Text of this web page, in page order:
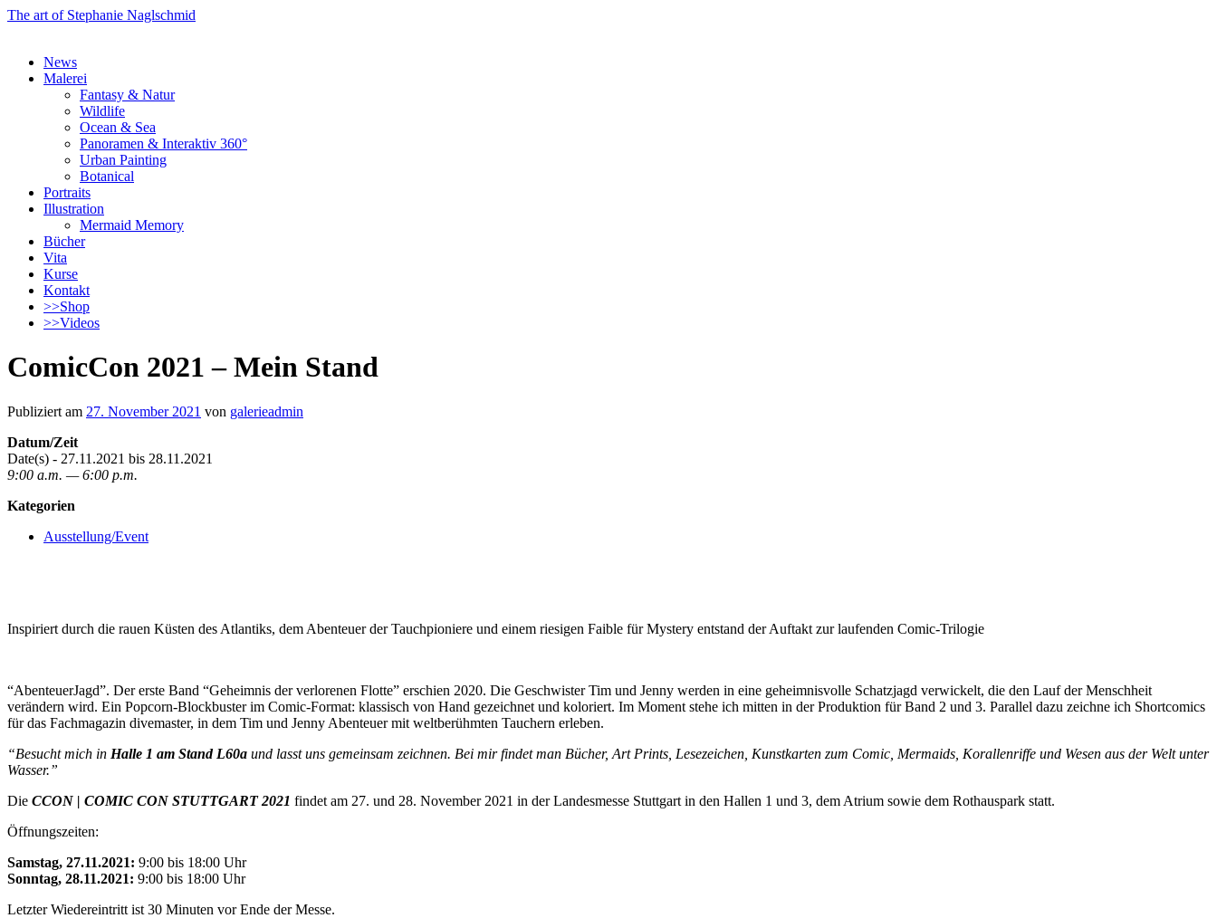
The art of Stephanie Naglschmid
Springe
zum
News
Malerei
Fantasy & Natur
Wildlife
Ocean & Sea
Panoramen & Interaktiv 360°
Urban Painting
Botanical
Portraits
Illustration
Mermaid Memory
Bücher
Vita
Kurse
Kontakt
>>Shop
>>Videos
ComicCon 2021 – Mein Stand
Publiziert am 27. November 2021 von galerieadmin
Datum/Zeit
Date(s) - 27.11.2021 bis 28.11.2021
9:00 a.m. — 6:00 p.m.
Kategorien
Ausstellung/Event
Inspiriert durch die rauen Küsten des Atlantiks, dem Abenteuer der Tauchpioniere und einem riesigen Faible für Mystery entstand der Auftakt zur laufenden Comic-Trilogie
“AbenteuerJagd”. Der erste Band “Geheimnis der verlorenen Flotte” erschien 2020. Die Geschwister Tim und Jenny werden in eine geheimnisvolle Schatzjagd verwickelt, die den Lauf der Menschheit
verändern wird. Ein Popcorn-Blockbuster im Comic-Format: klassisch von Hand gezeichnet und koloriert. Im Moment stehe ich mitten in der Produktion für Band 2 und 3. Parallel dazu zeichne ich Shortcomics
für das Fachmagazin divemaster, in dem Tim und Jenny Abenteuer mit weltberühmten Tauchern erleben.
“Besucht mich in Halle 1 am Stand L60a und lasst uns gemeinsam zeichnen. Bei mir findet man Bücher, Art Prints, Lesezeichen, Kunstkarten zum Comic, Mermaids, Korallenriffe und Wesen aus der Welt unter
Wasser.”
Die CCON | COMIC CON STUTTGART 2021 findet am 27. und 28. November 2021 in der Landesmesse Stuttgart in den Hallen 1 und 3, dem Atrium sowie dem Rothauspark statt.
Öffnungszeiten:
Samstag, 27.11.2021: 9:00 bis 18:00 Uhr
Sonntag, 28.11.2021: 9:00 bis 18:00 Uhr
Letzter Wiedereintritt ist 30 Minuten vor Ende der Messe.